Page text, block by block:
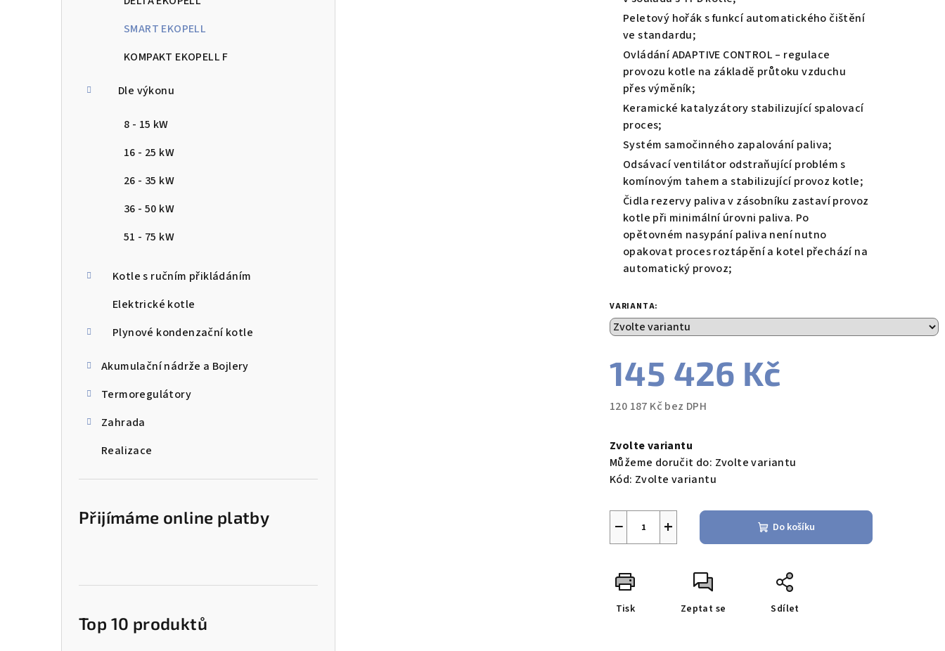
SMART EKOPELL
KOMPAKT EKOPELL F
Dle výkonu
8 - 15 kW
16 - 25 kW
26 - 35 kW
36 - 50 kW
51 - 75 kW
Kotle s ručním přikládáním
Elektrické kotle
Plynové kondenzační kotle
Akumulační nádrže a Bojlery
Termoregulátory
Zahrada
Realizace
Přijímáme online platby
Top 10 produktů
Peletový hořák s funkcí automatického čištění
ve standardu;
Ovládání ADAPTIVE CONTROL – regulace
provozu kotle na základě průtoku vzduchu
přes výměník;
Keramické katalyzátory stabilizující spalovací
proces;
Systém samočinného zapalování paliva;
Odsávací ventilátor odstraňující problém s
komínovým tahem a stabilizující provoz kotle;
Čidla rezervy paliva v zásobníku zastaví provoz
kotle při minimální úrovni paliva. Po
opětovném nasypání paliva není nutno
opakovat proces roztápění a kotel přechází na
automatický provoz;
VARIANTA:
145 426 Kč
120 187 Kč bez DPH
cena:
Zvolte variantu
Můžeme doručit do: Zvolte variantu
Kód: Zvolte variantu
+
− Do košíku
Tisk Zeptat se Sdílet